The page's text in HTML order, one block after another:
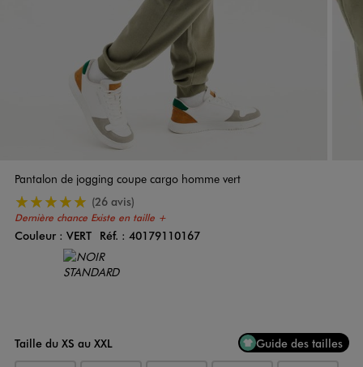
Pantalon de jogging coupe cargo homme vert
Dernière chance Existe en taille +
5/5 de moyenne(26 avis)
Couleur
Couleur : VERT Réf. : 40179110167
Choisissez votre Couleur
Taille du XS au XXL Guide des tailles